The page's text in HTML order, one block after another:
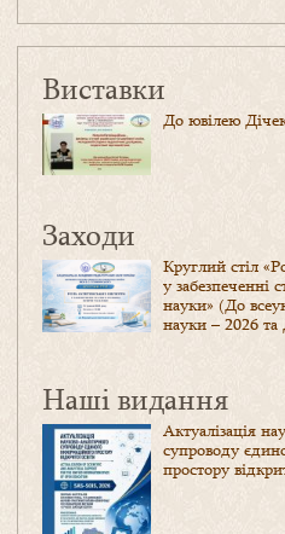
Виставки
До ювілею
Заходи
Круглий стіл
у забезпеченні
науки» (До
науки – 2026
Наші видання
Актуалізація
супроводу
простору